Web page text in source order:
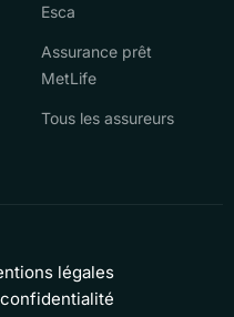
Esca
Assurance prêt
MetLife
Tous les assureurs
légales